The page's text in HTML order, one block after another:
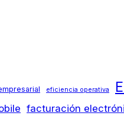
eficiencia operativa
facturación